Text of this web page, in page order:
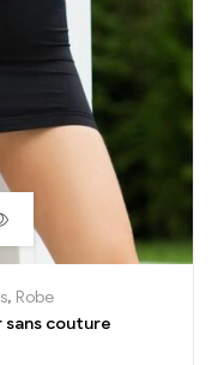
, Robe
couture